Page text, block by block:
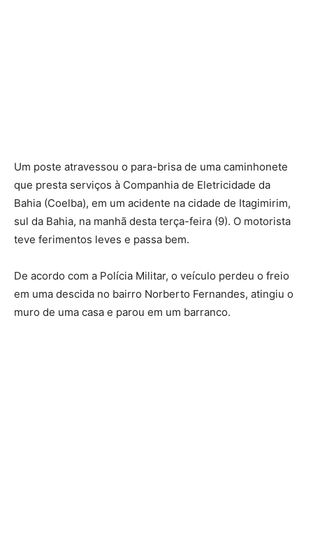
Um poste atravessou o para-brisa de uma caminhonete
que presta serviços à Companhia de Eletricidade da
Bahia (Coelba), em um acidente na cidade de Itagimirim,
sul da Bahia, na manhã desta terça-feira (9). O motorista
teve ferimentos leves e passa bem.
De acordo com a Polícia Militar, o veículo perdeu o freio
em uma descida no bairro Norberto Fernandes, atingiu o
muro de uma casa e parou em um barranco.